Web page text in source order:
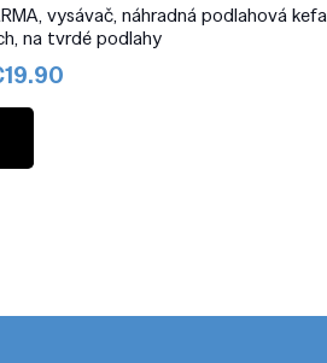
vysávač, náhradná podlahová
na tvrdé podlahy
19.90Aktuálna